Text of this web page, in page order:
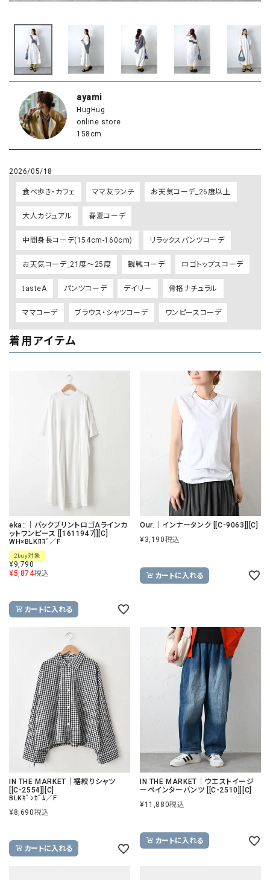
ayami
HugHug
online store
158cm
2026/05/18
食べ歩き・カフェ ママ友ランチ お天気コーデ_26度以上
大人カジュアル 春夏コーデ
中間身長コーデ(154cm-160cm) リラックスパンツコーデ
お天気コーデ_21度～25度 観戦コーデ ロゴトップスコーデ
tasteA パンツコーデ デイリー 骨格ナチュラル
ママコーデ ブラウス・シャツコーデ ワンピースコーデ
着用アイテム
eka::｜バックプリントロゴAラインカ
ットワンピース [[1611947]][C]
WH×BLKﾛｺﾞ／F
2buy対象
¥9,790
¥5,874税込
カートに入れる
Our.｜インナータンク [[C-9063]][C]
¥3,190税込
カートに入れる
IN THE MARKET｜裾絞りシャツ
[[C-2554]][C]
BLKｷﾞﾝｶﾞﾑ／F
¥8,690税込
カートに入れる
IN THE MARKET｜ウエストイージ
ーペインターパンツ [[C-2510]][C]
¥11,880税込
カートに入れる